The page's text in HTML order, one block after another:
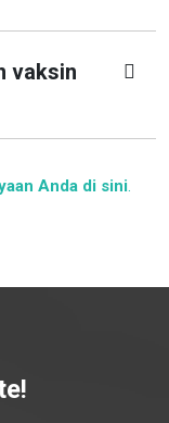
vaksin
Anda di sini.